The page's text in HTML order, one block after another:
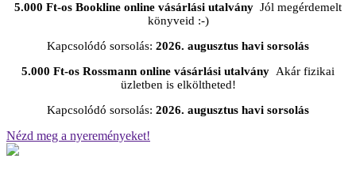
5.000 Ft-os Bookline online vásárlási utalvány Jól megérdemelt
könyveid :-)
Kapcsolódó sorsolás: 2026. augusztus havi sorsolás
5.000 Ft-os Rossmann online vásárlási utalvány Akár fizikai
üzletben is elköltheted!
Kapcsolódó sorsolás: 2026. augusztus havi sorsolás
Nézd meg a nyereményeket!